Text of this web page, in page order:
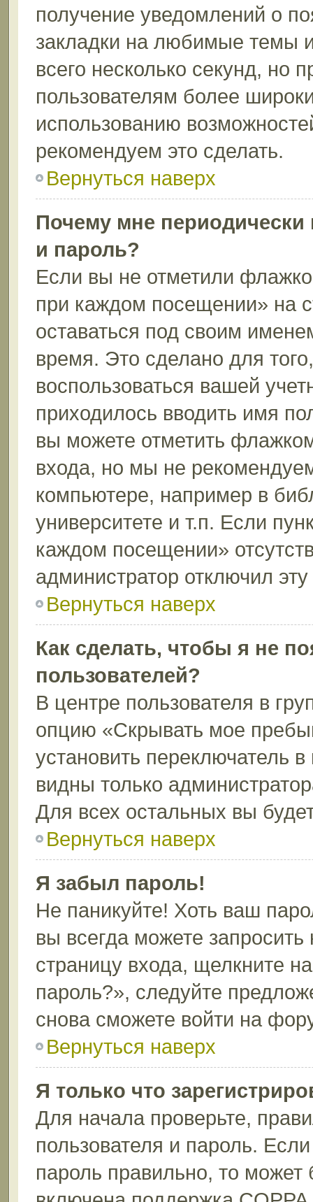
получение уведомлений о
закладки на любимые темы
всего несколько секунд, но
пользователям более
использованию
рекомендуем это сделать.
Вернуться наверх
Почему мне
и пароль?
Если вы не отметили
при каждом посещении» на
оставаться под своим
время. Это сделано для
воспользоваться вашей
приходилось вводить имя
вы можете отметить
входа, но мы не
компьютере, например в
университете и т.п. Если
каждом посещении»
администратор отключил
Вернуться наверх
Как сделать, чтобы я не
пользователей?
В центре пользователя в
опцию «Скрывать мое
установить переключатель
видны только
Для всех остальных вы
Вернуться наверх
Я забыл пароль!
Не паникуйте! Хоть ваш
вы всегда можете
страницу входа, щелкните
пароль?», следуйте
снова сможете войти на
Вернуться наверх
Я только что
Для начала проверьте,
пользователя и пароль.
пароль правильно, то